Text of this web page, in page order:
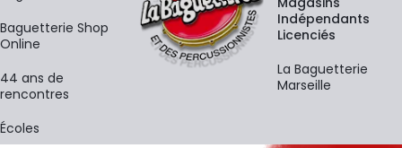
Baguetterie Shop
Online
44 ans de
rencontres
Écoles
Indépendants
Licenciés
La Baguetterie
Marseille